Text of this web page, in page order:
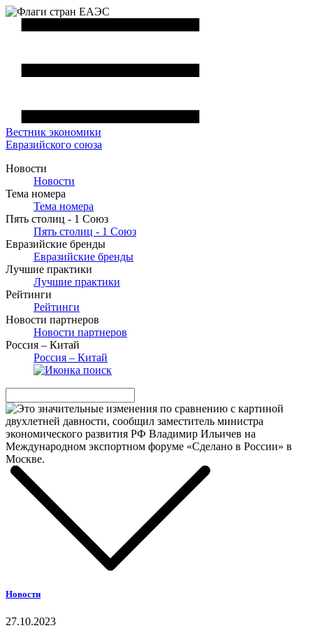
Вестник экономики
Евразийского союза
Новости
Новости
Тема номера
Тема номера
Пять столиц - 1 Союз
Пять столиц - 1 Союз
Евразийские бренды
Евразийские бренды
Лучшие практики
Лучшие практики
Рейтинги
Рейтинги
Новости партнеров
Новости партнеров
Россия – Китай
Россия – Китай
Новости
27.10.2023